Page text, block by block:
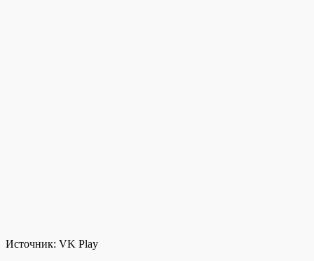
Источник: VK Play